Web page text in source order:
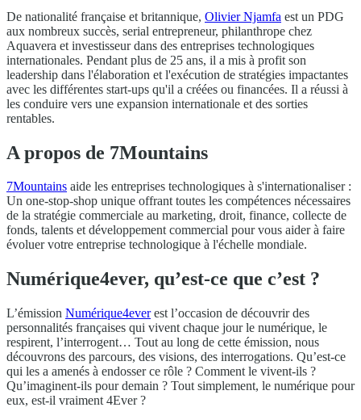
De nationalité française et britannique, Olivier Njamfa est un PDG
aux nombreux succès, serial entrepreneur, philanthrope chez
Aquavera et investisseur dans des entreprises technologiques
internationales. Pendant plus de 25 ans, il a mis à profit son
leadership dans l'élaboration et l'exécution de stratégies impactantes
avec les différentes start-ups qu'il a créées ou financées. Il a réussi à
les conduire vers une expansion internationale et des sorties
rentables.
A propos de 7Mountains
7Mountains aide les entreprises technologiques à s'internationaliser :
Un one-stop-shop unique offrant toutes les compétences nécessaires
de la stratégie commerciale au marketing, droit, finance, collecte de
fonds, talents et développement commercial pour vous aider à faire
évoluer votre entreprise technologique à l'échelle mondiale.
Numérique4ever, qu’est-ce que c’est ?
L’émission Numérique4everest l’occasion de découvrir des
personnalités françaises qui vivent chaque jour le numérique, le
respirent, l’interrogent… Tout au long de cette émission, nous
découvrons des parcours, des visions, des interrogations. Qu’est-ce
qui les a amenés à endosser ce rôle ? Comment le vivent-ils ?
Qu’imaginent-ils pour demain ? Tout simplement, le numérique pour
eux, est-il vraiment 4Ever ?